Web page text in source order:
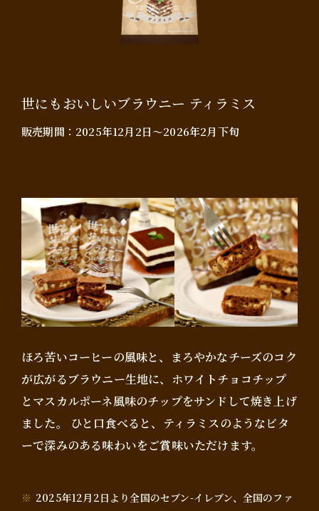
世にもおいしいブラウニー ティラミス
販売期間： 2025年12月2日～2026年2月下旬
ほろ苦いコーヒーの風味と、まろやかなチーズのコク
が広がるブラウニー生地に、ホワイトチョコチップ
とマスカルポーネ風味のチップをサンドして焼き上げ
ました。 ひと口食べると、ティラミスのようなビタ
ーで深みのある味わいをご賞味いただけます。
2025年12月2日より全国のセブン-イレブン、全国のファ